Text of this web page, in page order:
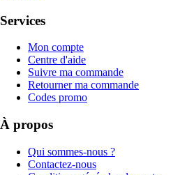
Services
Mon compte
Centre d'aide
Suivre ma commande
Retourner ma commande
Codes promo
À propos
Qui sommes-nous ?
Contactez-nous